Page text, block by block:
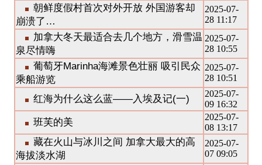
朝鲜度假村首次对外开放 外国游客却
崩溃了…
2025-07-
28 11:17
加拿大冬天最适合去几个地方，滑雪温
泉尽情嗨
2025-07-
28 10:55
葡萄牙Marinha海滩景色壮丽 吸引民众
乘船游览
2025-07-
28 10:51
红海为什么这么蓝——入埃及记(一)
2025-07-
09 16:32
班芙的美
2025-07-
08 13:17
藏在火山与冰川之间 加拿大最大的高
海拔淡水湖
2025-07-
07 09:05